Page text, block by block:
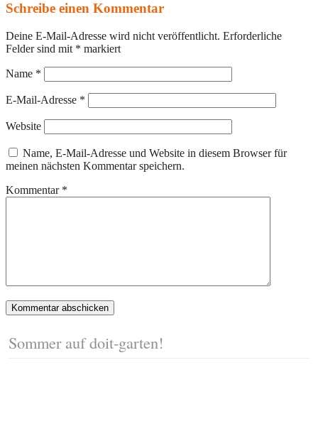
Schreibe einen Kommentar
Deine E-Mail-Adresse wird nicht veröffentlicht. Erforderliche
Felder sind mit * markiert
Name *
E-Mail-Adresse *
Website
Name, E-Mail-Adresse und Website in diesem Browser für
meinen nächsten Kommentar speichern.
Kommentar *
Sommer auf doit-garten!